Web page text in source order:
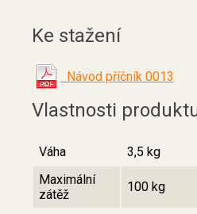
Ke stažení
Návod příčník 0013
Vlastnosti
Váha
3,5 kg
Maximální
zátěž
100 kg